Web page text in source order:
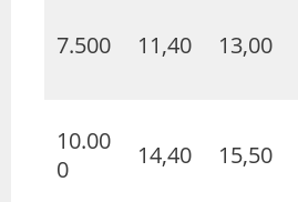
7.500 11,40 13,00
10.00
0
14,40 15,50